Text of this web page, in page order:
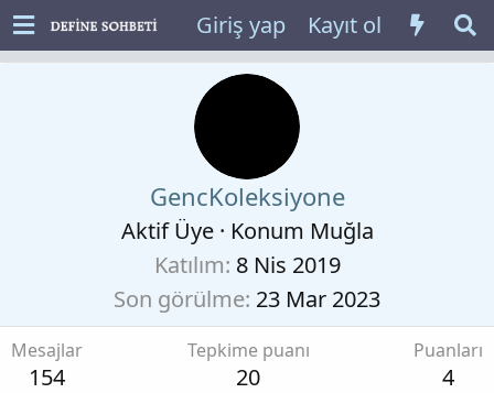
Giriş yap Kayıt ol
GencKoleksiyone
Aktif Üye · Konum Muğla
Katılım 8 Nis 2019
Son görülme 23 Mar 2023
Mesajlar
154
Tepkime puanı
20
Puanları
4